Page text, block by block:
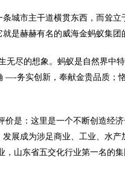
城市主干道横贯东西，而耸
是赫赫有名的威海金蚂蚁集团
无尽的想象。蚂蚁是自然界
—-务实创新，奉献金贵品质；
价是：这里是一个不断创造经
展成为涉足商业、工业、水
山东省五交化行业第一名的